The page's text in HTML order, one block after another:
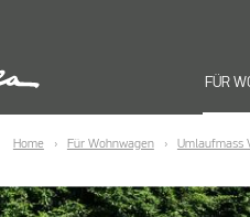
FÜR
Home Für Wohnwagen Umlaufmass